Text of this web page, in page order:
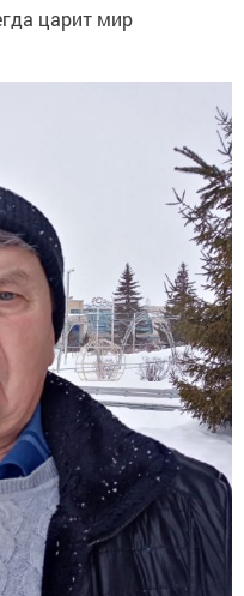
царит мир